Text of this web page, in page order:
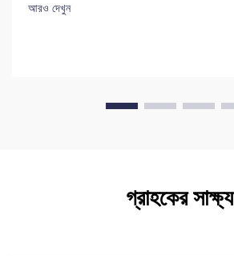
আরও দেখুন
গ্রাহকের সাক্ষ্য